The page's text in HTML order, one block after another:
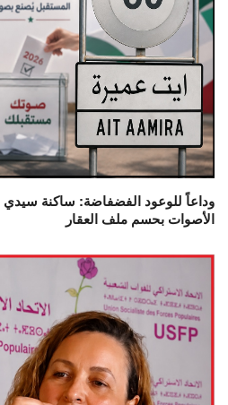
وداعاً للوعود الفضفاضة: ساكنة
الأصوات بحسم ملف العقار